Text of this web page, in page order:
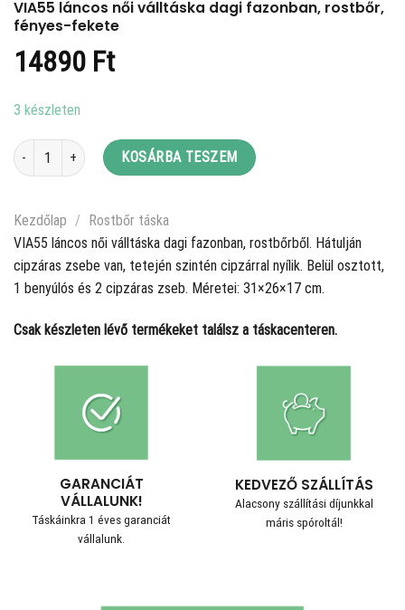
VIA55 láncos női válltáska dagi fazonban, rostbőr,
fényes-fekete
14890 Ft
3 készleten
VIA55 láncos női válltáska dagi fazonban, rostbőr, fényes-fekete
KOSÁRBA TESZEM
Kezdőlap /
Rostbőr táska
VIA55 láncos női válltáska dagi fazonban, rostbőrből. Hátulján
cipzáras zsebe van, tetején szintén cipzárral nyílik. Belül osztott,
1 benyúlós és 2 cipzáras zseb. Méretei: 31×26×17 cm.
Csak készleten lévő termékeket találsz a táskacenteren.
GARANCIÁT
VÁLLALUNK!
Táskáinkra 1 éves garanciát
vállalunk.
KEDVEZŐ SZÁLLÍTÁS
Alacsony szállítási díjunkkal
máris spóroltál!